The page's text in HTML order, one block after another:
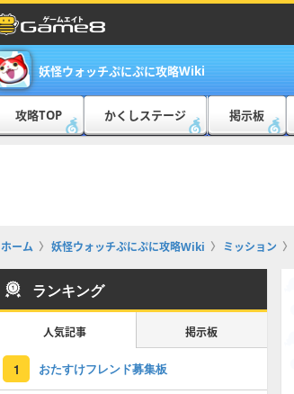
妖怪ウォッチぷにぷに攻略Wiki
攻略TOP かくしステージ 掲示板
ホーム 妖怪ウォッチぷにぷに攻略Wiki ミッション
ランキング
人気記事 掲示板
1 おたすけフレンド募集板